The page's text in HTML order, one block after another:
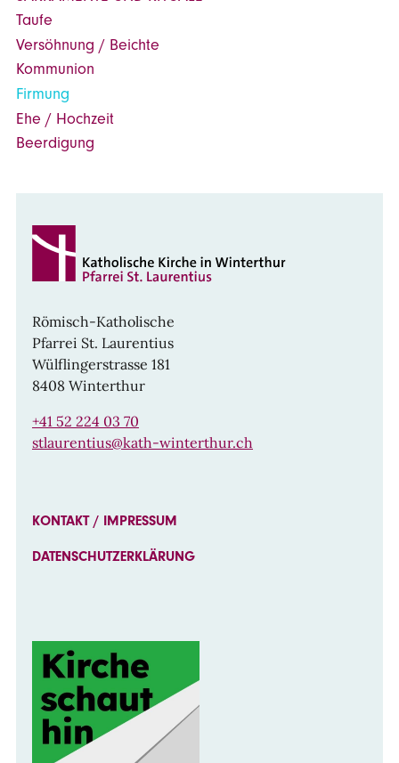
Taufe
Versöhnung / Beichte
Kommunion
Firmung
Ehe / Hochzeit
Beerdigung
Römisch-Katholische
Pfarrei St. Laurentius
Wülflingerstrasse 181
8408 Winterthur
+41 52 224 03 70
stlaurentius@kath-winterthur.ch
KONTAKT / IMPRESSUM
DATENSCHUTZERKLÄRUNG